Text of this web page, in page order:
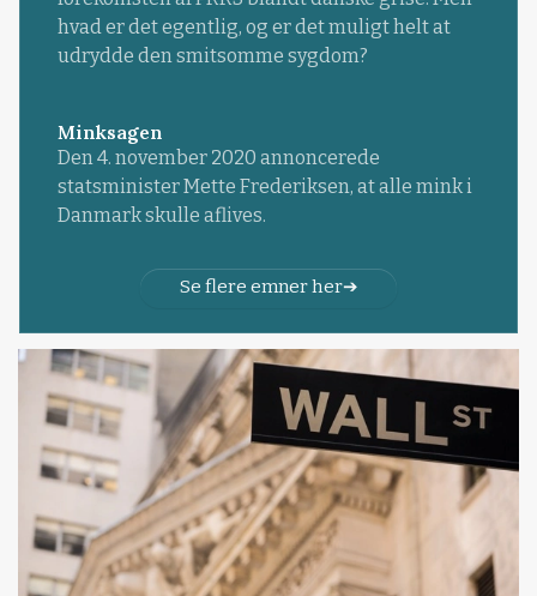
hvad er det egentlig, og er det muligt helt at
udrydde den smitsomme sygdom?
Minksagen
Den 4. november 2020 annoncerede
statsminister Mette Frederiksen, at alle mink i
Danmark skulle aflives.
Se flere emner her